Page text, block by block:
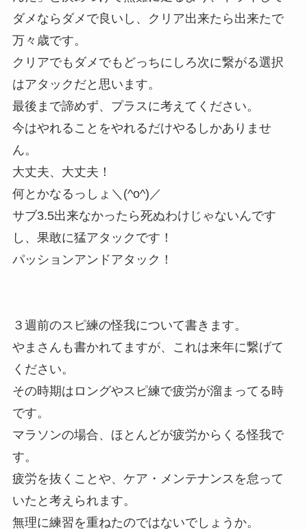
ダメならダメで良いし、クリア出来たら出来たで
万々歳です。
クリアでもダメでもどっちにしろ次に繋がる選択
はアタックだと思います。
最後まで諦めず、プラスに考えてください。
今はやれることをやれるだけやるしかありませ
ん。
大丈夫、大丈夫！
何とかなるっしょ＼(^o^)／
サブ3.5出来なかったら死ぬわけじゃないんです
し、果敢に猛アタックです！
パッションアンドアタック！
３週前のスピ練の怪我について書きます。
やまさんも書かれてますが、これは来年に繋げて
ください。
その時期はロングやスピ練で疲労が溜まってる時
です。
マラソンの場合、ほとんどが疲労からくる怪我で
す。
疲労を抜くことや、ケア・メンテナンスを怠って
いたと考えられます。
無理に練習を重ねたのではないでしょうか。